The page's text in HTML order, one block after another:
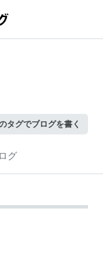
タグでブログを書く
グ